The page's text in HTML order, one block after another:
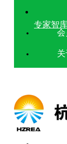
专家智